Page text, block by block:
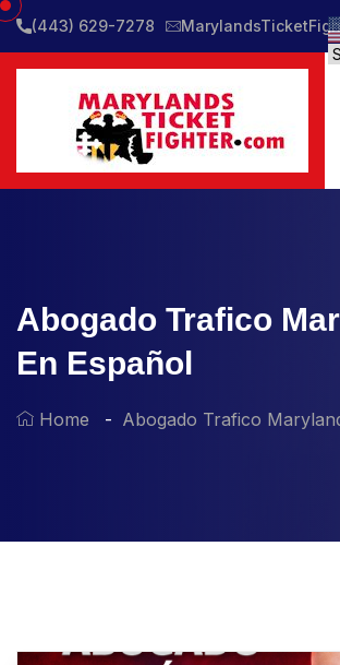
(443) 629-7278
Abogado Trafico
En Español
Home Abogado Trafico